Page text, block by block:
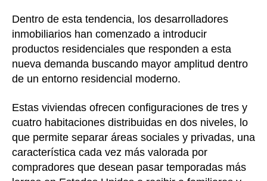
Dentro de esta tendencia, los desarrolladores
inmobiliarios han comenzado a introducir
productos residenciales que responden a esta
nueva demanda buscando mayor amplitud dentro
de un entorno residencial moderno.
Estas viviendas ofrecen configuraciones de tres y
cuatro habitaciones distribuidas en dos niveles, lo
que permite separar áreas sociales y privadas, una
característica cada vez más valorada por
compradores que desean pasar temporadas más